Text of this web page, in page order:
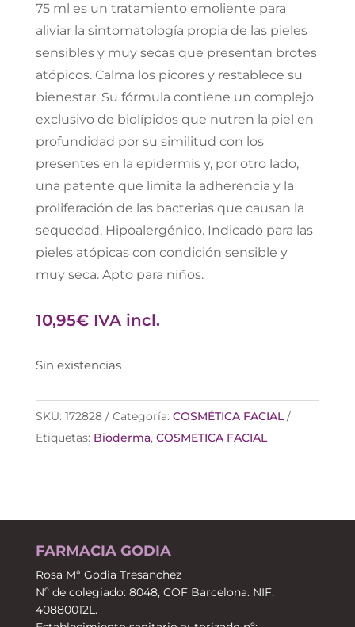
75 ml es un tratamiento emoliente para
aliviar la sintomatología propia de las pieles
sensibles y muy secas que presentan brotes
atópicos. Calma los picores y restablece su
bienestar. Su fórmula contiene un complejo
exclusivo de biolípidos que nutren la piel en
profundidad por su similitud con los
presentes en la epidermis y, por otro lado,
una patente que limita la adherencia y la
proliferación de las bacterias que causan la
sequedad. Hipoalergénico. Indicado para las
pieles atópicas con condición sensible y
muy seca. Apto para niños.
10,95€ IVA incl.
Sin existencias
SKU: 172828 Categoría: COSMÉTICA FACIAL
Etiquetas: Bioderma, COSMETICA FACIAL
FARMACIA GODIA
Rosa Mª Godia Tresanchez
Nº de colegiado: 8048, COF Barcelona. NIF:
40880012L.